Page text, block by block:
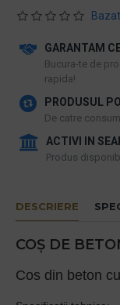
GARANTAM
​Bucura-te de
rapida!
PRODUSUL
De catre
ACTIVI IN
Produs
DESCRIERE
COȘ DE
Cos din beton